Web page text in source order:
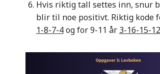
Hvis riktig tall settes inn, snur
blir til noe positivt. Riktig kode
1-8-7-4og for 9-11 år 3-16-15-12